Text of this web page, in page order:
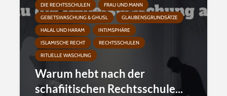
DIE RECHTSSCHULEN
FRAU UND MANN
GEBETSWASCHUNG & GHUSL
GLAUBENSGRUNDSÄTZE
HALAL UND HARAM
INTIMSPHÄRE
ISLAMISCHE RECHT
RECHTSSCHULEN
RITUELLE WASCHUNG
Warum hebt nach der
schafiitischen Rechtsschule...